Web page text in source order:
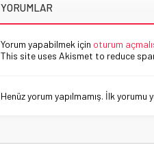
YORUMLAR
Yorum yapabilmek için oturum
This site uses Akismet to reduce
Henüz yorum yapılmamış. İlk yorumu